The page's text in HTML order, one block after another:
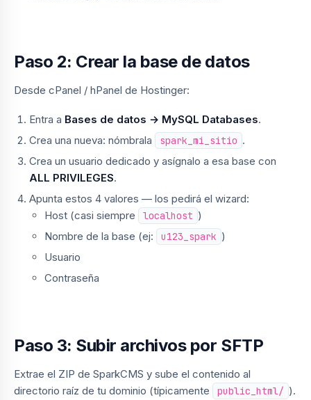
Paso 2: Crear la base de datos
Desde cPanel / hPanel de Hostinger:
Entra a Bases de datos → MySQL Databases.
Crea una nueva: nómbrala
spark_mi_sitio .
Crea un usuario dedicado y asígnalo a esa base con
ALL PRIVILEGES.
Apunta estos 4 valores — los pedirá el wizard:
Host (casi siempre
localhost )
Nombre de la base (ej:
u123_spark )
Usuario
Contraseña
Paso 3: Subir archivos por SFTP
Extrae el ZIP de SparkCMS y sube el contenido al
directorio raíz de tu dominio (típicamente
public_html/ ).